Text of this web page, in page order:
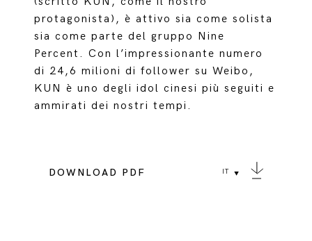
protagonista), è attivo sia come solista
sia come parte del gruppo Nine
Percent. Con l’impressionante numero
di 24,6 milioni di follower su Weibo,
KUN è uno degli idol cinesi più seguiti e
ammirati dei nostri tempi.
DOWNLOAD PDF IT